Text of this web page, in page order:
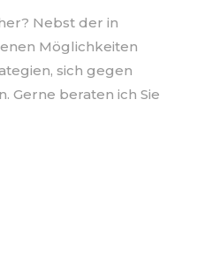
Nebst der in
Möglichkeiten
sich gegen
Gerne beraten ich Sie